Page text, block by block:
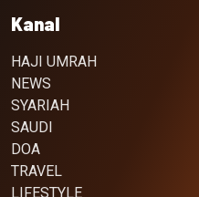
Kanal
HAJI UMRAH
NEWS
SYARIAH
SAUDI
DOA
TRAVEL
LIFESTYLE